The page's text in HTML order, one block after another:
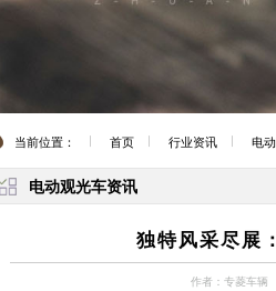
当前位置： 首页 行业资讯 电
电动观光车资讯
独特风采尽展
作者：专菱车辆